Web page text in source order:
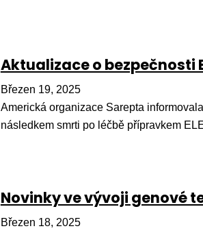
Aktualizace o bezpečnosti
Březen 19, 2025
Americká organizace Sarepta
následkem smrti po léčbě přípravkem
Novinky ve vývoji genové
Březen 18, 2025